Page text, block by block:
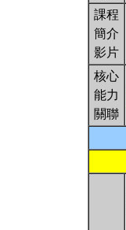
課程
簡介
影片
核心
能力
關聯